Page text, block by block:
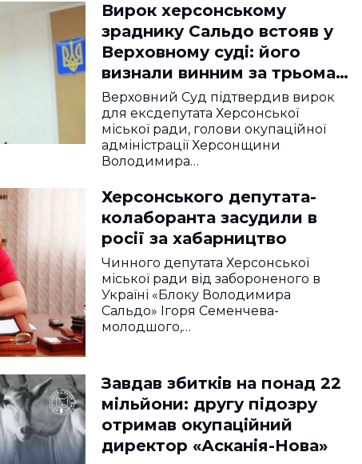
Вирок херсонському
зраднику Сальдо встояв у
Верховному суді: його
визнали винним за трьома
статтями
Верховний Суд підтвердив вирок
для ексдепутата Херсонської
міської ради, голови окупаційної
адміністрації Херсонщини
Володимира…
Херсонського депутата-
колаборанта засудили в
росії за хабарництво
Чинного депутата Херсонської
міської ради від забороненого в
Україні «Блоку Володимира
Сальдо» Ігоря Семенчева-
молодшого,…
Завдав збитків на понад 22
мільйони: другу підозру
отримав окупаційний
директор «Асканія-Нова»